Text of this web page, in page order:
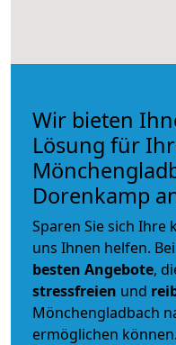
Wir bieten
Lösung für
Dorenkamp
Sparen Sie sich Ihre
uns Ihnen helfen.
besten Angebote,
stressfreien und
Mönchengladbach
ermöglichen können.